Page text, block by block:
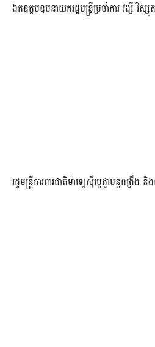
ឯកឧត្តមឧបនាយករដ្ឋមន្រ្តីប្រចាំការ វង្សី វិស្
រដ្ឋមន្ត្រីការពារជាតិម៉ាឡេស៊ីប្ដេជ្ញាបន្តពង្រឹង